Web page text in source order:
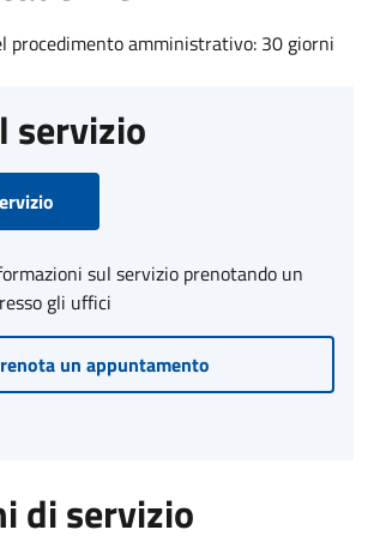
procedimento amministrativo: 30 giorni
servizio
sul servizio prenotando un
gli uffici
un appuntamento
di servizio